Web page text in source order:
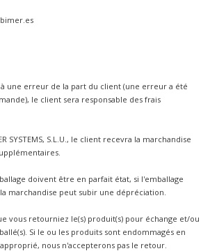
une erreur de la part du client (une erreur a été
le client sera responsable des frais
SYSTEMS, S.L.U., le client recevra la marchandise
doivent être en parfait état, si l'emballage
marchandise peut subir une dépréciation.
vous retourniez le(s) produit(s) pour échange et/ou
Si le ou les produits sont endommagés en
nous n'accepterons pas le retour.